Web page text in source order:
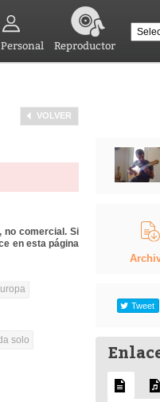
Reproductor
VOLVER
no comercial. Si
en esta página
solo
Tweet